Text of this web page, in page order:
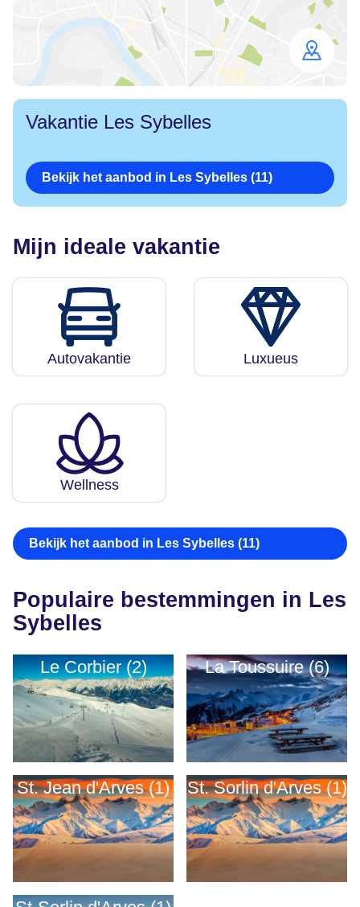
map
Vakantie Les Sybelles
Bekijk het aanbod in Les Sybelles (11)
Mijn ideale vakantie
Autovakantie Luxueus
Wellness
Bekijk het aanbod in Les Sybelles (11)
Populaire bestemmingen in Les
Sybelles
Le Corbier (2) La Toussuire (6)
St. Jean d'Arves (1) St. Sorlin d'Arves (1)